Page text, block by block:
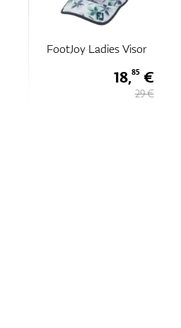
FootJoy Ladies Visor
18,85€
29 €